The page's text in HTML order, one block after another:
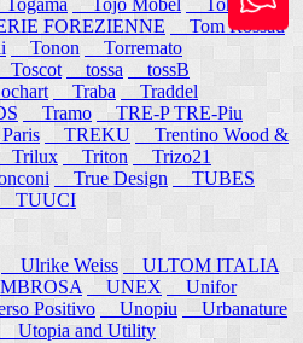
Tojo Mobel
Token
FOREZIENNE
Tom Rossau
Tonon
Torremato
Toscot tossa
tossB
Traba
Traddel
Tramo
TRE-P TRE-Piu
TREKU
Trentino Wood &
Trilux Triton
Trizo21
True Design
TUBES
TUUCI
Ulrike Weiss
ULTOM ITALIA
UNEX
Unifor
Positivo Unopiu
Urbanature
Utopia and Utility